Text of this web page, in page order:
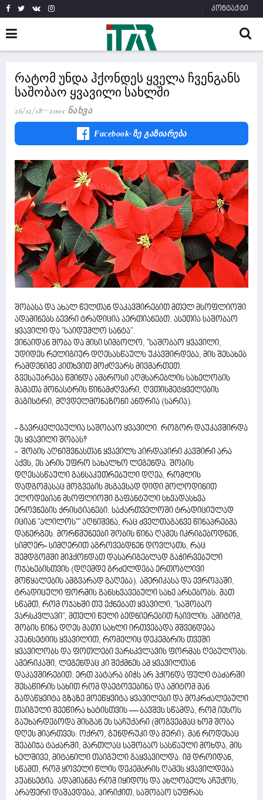
კონტაქტი
რატომ უნდა ჰქონდეს ყველა ჩვენგანს
საშობაო ყვავილი სახლში
26/12/18 2001 Ნახვა
Facebook-Ზე Გაზიარება
შობასა და ახალ წელთან დაკავშირებით მთელ მსოფლიოში
ადამინებს ბევრი ტრადიცია აერთიანებთ. ასეთია საშობაო
ყვავილი და "საიდუმლო სანტა".
ვინაიდან შობა და მისი სიმბოლო, "საშობაო ყვავილი,
უდიდეს რელიგიურ დღესასწაულს უკავშირდება, მის შესახებ
რამდენიმე კითხვით მოძღვარს მივმართეთ.
გვესაუბრება წმინდა ამბროსი აღმსარებლის სახელობის
მამათა მონასტრის წინამძღვარი, ღვთისმეტყველების
მაგისტრი, მღვდელმონაზონი ანდრია (სარია).
- გავრცელებულია საშობაო ყვავილი. როგორ დაუკავშირდა
ეს ყვავილი შობას?
- შობის აღნიშვნასთან ყვავილს პირდაპირი კავშირი არა
აქვს, ეს არის უფრო სახალხო ლეგენდა. შობის
დღესასწაული განსაკუთრებული დღეა, რომლის
დადგომასაც მოგვების მსგავსად დიდი მოლოდინით
ელოდებიან მსოფლიოში გაფანტული სხვადასხვა
ეროვნების ქრისტიანები. საქართველოში ტრადიციულად
იციან "ალილოს"" აღნიშვნა, რაც ძველთაგანვე წინაპრებმა
დანერგეს. მორწმუნეები შობის წინა ღამეს იკრიბებოდნენ,
სიმღერ- სიმღერით აგროვებდნენ დოვლათს, რაც
შემდგომში მიჰქონდათ დასარიგებლად გაჭირვებული
ოჯახებისთვის (დღემდე გრძელდება ერთობლივი
მოწყალების ამგვარად გაღება). ამერიკასა და ევროპაში,
ტრადიცული ფორმის განსხვავებული სახე არსებობს. მათ
სწამთ, რომ ოჯახში თუ ექნებათ ყვავილი, "საშობაო
ვარსკვლავი", მთელი წელი ბედნიერებით ჩაივლის. ამიტომ,
შობის წინა დღეს მათი სახლი ირთვებადა მშვენდება
პუანსეტიის ყვავილით, რომელიც დეკემბრის თვეში
ყვავილობს და ფოთლები ვარსკვლავის ფორმას ღებულობს.
ამერიკაში, ლეგენდაც კი შექმნეს ამ ყვავილთან
დაკავშირებით. ერთ პატარა ბიჭს არ ჰქონდა ფული ტაძარში
შესაწირის სახით რომ დაეტოვებინა და ამიტომ მან
გადაწყვიტა გზაზე მოეწყვიტა ყვავილები და მოკრძალებული
თაიგული შეეწირა ხატისთვის — ბავშვს სწამდა, რომ იესოს
გაუხარდებოდა მისგან ეს საჩუქარი (მოგვებმაც ხომ შობა
დღეს მიართვეს: ოქრო, გუნდრუკი და მური). მან როდესაც
შეაბიჯა ტაძარში, მართლაც საშობაო სასწაული მოხდა, მის
ხელშივე, მიტანილი თაიგული გაყვავილდა. იმ დროიდან,
სწამთ, რომ ყოველი წლის დეკემბრის ღამეს ყვავილდება
პუანსეტია. ადამიანმა რომ იყიდოს და ახლობელს აჩუქოს,
არაფერი დაშავდება, პირიქით, საშობაო სუფრას